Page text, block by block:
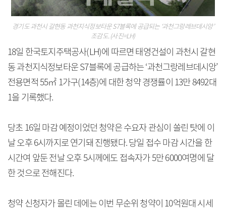
경기도 과천시 갈현동 과천지식정보타운 S7블록에 공급되는 ‘과천그랑레브데시앙’
조감도. (사진=LH)
18일 한국토지주택공사(LH)에 따르면 태영건설이 과천시 갈현
동 과천지식정보타운 S7블록에 공급하는 ‘과천그랑레브데시앙’
전용면적 55㎡ 1가구(14층)에 대한 청약 경쟁률이 13만 8492대
1을 기록했다.
당초 16일 마감 예정이었던 청약은 수요자 관심이 쏠린 탓에 이
날 오후 6시까지로 연기돼 진행됐다. 당일 접수 마감 시간을 한
시간여 앞둔 전날 오후 5시께에도 접속자가 5만 6000여명에 달
한 것으로 전해진다.
청약 신청자가 몰린 데에는 이번 무순위 청약이 10억원대 시세